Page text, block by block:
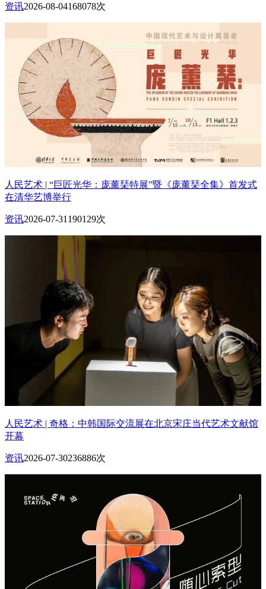
资讯2026-08-04168078次
人民艺术 | “巨匠光华：庞薰琹特展”暨《庞薰琹全集》首发式
在清华艺博举行
资讯2026-07-31 190129次
人民艺术 | 奇格：中韩国际交流展在北京宋庄当代艺术文献馆
开幕
资讯2026-07-30236886次